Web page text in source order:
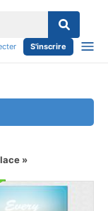
S'inscrire